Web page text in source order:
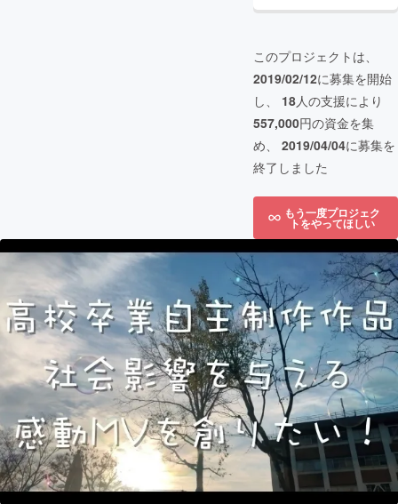
このプロジェクトは、
2019/02/12に募集を開始
し、 18人の支援により
557,000円の資金を集
め、 2019/04/04に募集を
終了しました
もう一度プロジェク
トをやってほしい